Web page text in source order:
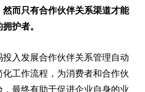
然而只有合作伙伴关系渠道才能
护者。
入发展合作伙伴关系管理自动
工作流程，为消费者和合作伙
最终有助于促进企业自身的业